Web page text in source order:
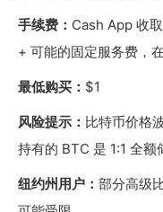
手续费： Cash App 收
+ 可能的固定服务费，
最低购买： $1
风险提示： 比特币价格
持有的 BTC 是 1:1 全
纽约州用户： 部分高级